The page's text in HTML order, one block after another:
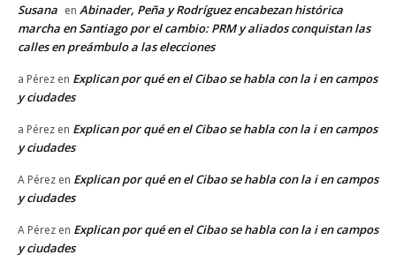
Susana en Abinader, Peña y Rodríguez encabezan histórica
marcha en Santiago por el cambio: PRM y aliados conquistan las
calles en preámbulo a las elecciones
a Pérez en Explican por qué en el Cibao se habla con la i en campos
y ciudades
a Pérez en Explican por qué en el Cibao se habla con la i en campos
y ciudades
A Pérez en Explican por qué en el Cibao se habla con la i en campos
y ciudades
A Pérez en Explican por qué en el Cibao se habla con la i en campos
y ciudades